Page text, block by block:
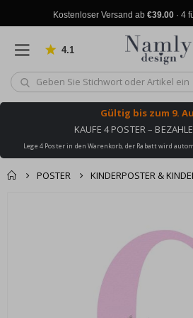
Kostenloser Versand ab €39.00· 4
4.1 von 1024 Bewertungen
Gültig bis zum 9.
KAUFE 4 POSTER –
Lege 4 Poster in den Warenkorb, der Rabatt wird
POSTER KINDERPOSTER &
hinzugefügt ✔️
Kostenloser Versand